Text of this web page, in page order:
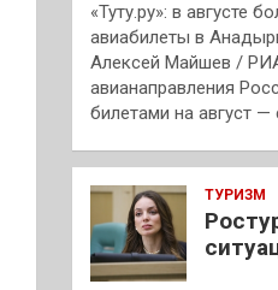
«Туту.ру»: в августе
авиабилеты в
Алексей Майшев /
авианаправления
билетами на август
ТУРИЗМ